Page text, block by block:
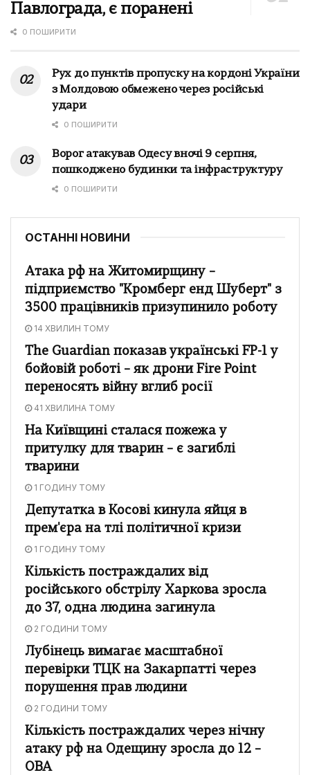
Павлограда, є поранені
0 ПОШИРИТИ
Рух до пунктів пропуску на кордоні України
з Молдовою обмежено через російські
удари
0 ПОШИРИТИ
Ворог атакував Одесу вночі 9 серпня,
пошкоджено будинки та інфраструктуру
0 ПОШИРИТИ
ОСТАННІ НОВИНИ
Атака рф на Житомирщину –
підприємство "Кромберг енд Шуберт" з
3500 працівників призупинило роботу
14 ХВИЛИН ТОМУ
The Guardian показав українські FP-1 у
бойовій роботі – як дрони Fire Point
переносять війну вглиб росії
41 ХВИЛИНА ТОМУ
На Київщині сталася пожежа у
притулку для тварин – є загиблі
тварини
1 ГОДИНУ ТОМУ
Депутатка в Косові кинула яйця в
прем'єра на тлі політичної кризи
1 ГОДИНУ ТОМУ
Кількість постраждалих від
російського обстрілу Харкова зросла
до 37, одна людина загинула
2 ГОДИНИ ТОМУ
Лубінець вимагає масштабної
перевірки ТЦК на Закарпатті через
порушення прав людини
2 ГОДИНИ ТОМУ
Кількість постраждалих через нічну
атаку рф на Одещину зросла до 12 –
ОВА